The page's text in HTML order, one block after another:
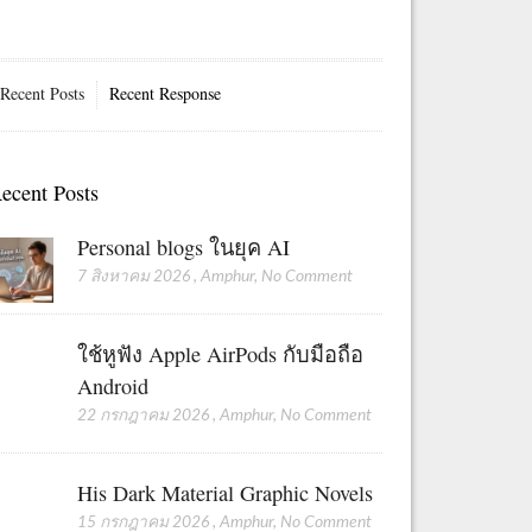
Recent Posts Recent Response
Posts
Personal blogs ในยุค AI
7 สิงหาคม 2026 ,Amphur, No Comment
ใช้หูฟัง Apple AirPods กับมือถือ
Android
22 กรกฎาคม 2026 ,Amphur, No Comment
His Dark Material Graphic Novels
15 กรกฎาคม 2026 ,Amphur, No Comment